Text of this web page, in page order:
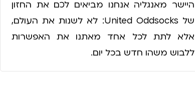
היישר מאנגליה אנחנו מביאים לכם את החזון
של United Oddsocks: לא לשנות את העולם,
אלא לתת לכל אחד מאתנו את האפשרות
ללבוש משהו חדש בכל יום.